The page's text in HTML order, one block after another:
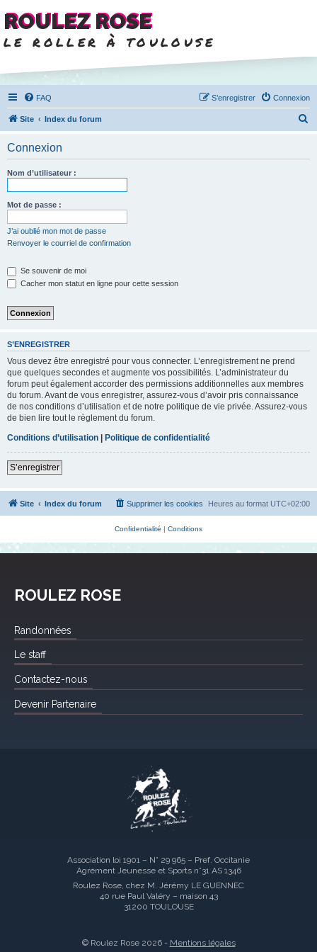
ROULEZ ROSE
le roller à toulouse
FAQ Connexion
S’enregistrer
Site Index du forum
Connexion
Nom d’utilisateur :
Mot de passe :
J’ai oublié mon mot de passe
Renvoyer le courriel de confirmation
Se souvenir de moi
Cacher mon statut en ligne pour cette session
S’ENREGISTRER
Vous devez être enregistré pour vous connecter. L’enregistrement ne prend
que quelques secondes et augmente vos possibilités. L’administrateur du
forum peut également accorder des permissions additionnelles aux membres
du forum. Avant de vous enregistrer, assurez-vous d’avoir pris connaissance
de nos conditions d’utilisation et de notre politique de vie privée. Assurez-vous
de bien lire tout le règlement du forum.
Conditions d’utilisation | Politique de confidentialité
S’enregistrer
Site Index du forum Heures au format UTC+02:00
Supprimer les cookies
Confidentialité | Conditions
ROULEZ ROSE
Randonnées
Le staff
Contactez-nous
Devenir Partenaire
Association loi 1901 – N° 29 965 – Pref. Occitanie
Agrément Jeunesse et Sports n°31 AS 1346
Roulez Rose, chez M. Jérémy LE GUENNEC
40 rue Paul Valéry – maison 43
31200 TOULOUSE
© Roulez Rose 2026 - Mentions légales